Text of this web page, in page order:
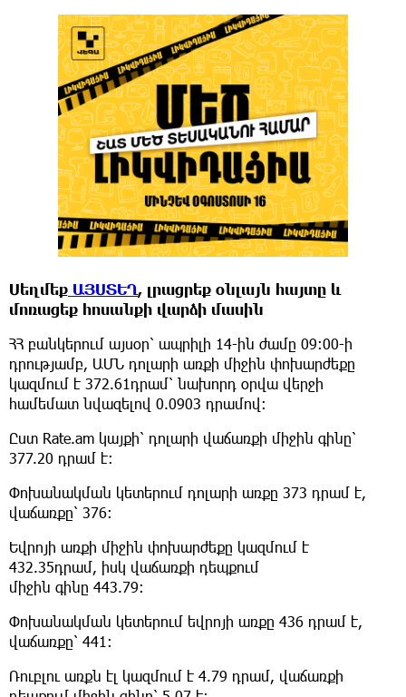
Սեղմեք ԱՅՍՏԵՂ, լրացրեք օնլայն հայտը և
մոռացեք հոսանքի վարձի մասին
ՀՀ բանկերում այսօր՝ ապրիլի 14-ին ժամը 09:00-ի
դրությամբ, ԱՄՆ դոլարի առքի միջին փոխարժեքը
կազմում է 372.61դրամ՝ նախորդ օրվա վերջի
համեմատ նվազելով 0.0903 դրամով։
Ըստ Rate.am կայքի՝ դոլարի վաճառքի միջին գինը՝
377.20 դրամ է:
Փոխանակման կետերում դոլարի առքը 373 դրամ է,
վաճառքը՝ 376։
Եվրոյի առքի միջին փոխարժեքը կազմում է
432.35դրամ, իսկ վաճառքի դեպքում
միջին գինը 443.79։
Փոխանակման կետերում եվրոյի առքը 436 դրամ է,
վաճառքը՝ 441։
Ռուբլու առքն էլ կազմում է 4.79 դրամ, վաճառքի